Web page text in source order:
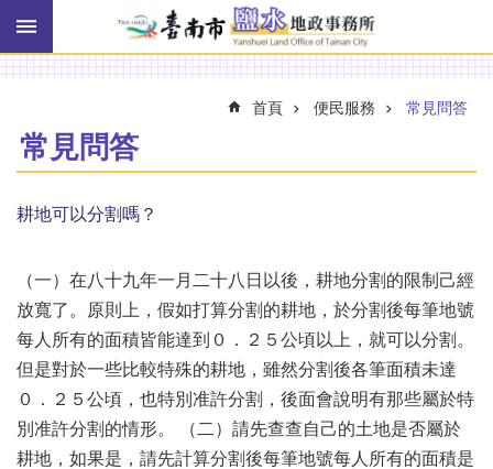
跳到主要內容區塊
搜
進
階
訊
報
機
關
簡
線
上
首頁 便民服務 常見問答
常見問答
耕地可以分割嗎？
（一）在八十九年一月二十八日以後，耕地分割的限制己經
放寬了。原則上，假如打算分割的耕地，於分割後每筆地號
每人所有的面積皆能達到０．２５公頃以上，就可以分割。
但是對於一些比較特殊的耕地，雖然分割後各筆面積未達
０．２５公頃，也特別准許分割，後面會說明有那些屬於特
別准許分割的情形。
（二）請先查查自己的土地是否屬於
耕地，如果是，請先計算分割後每筆地號每人所有的面積是